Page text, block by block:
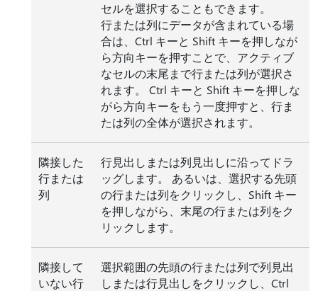
セルを選択することもできます。
行または列にデータが含まれている場
合は、Ctrl キーと Shift キーを押しなが
ら方向キーを押すことで、アクティブ
なセルの末尾まで行または列が選択さ
れます。 Ctrl キーと Shift キーを押しな
がら方向キーをもう一度押すと、行ま
たは列の全体が選択されます。
隣接した
行または
列
行見出しまたは列見出しに沿ってドラ
ッグします。 あるいは、選択する先頭
の行または列をクリックし、Shift キー
を押しながら、末尾の行または列をク
リックします。
隣接して
いない行
選択範囲の先頭の行または列で列見出
しまたは行見出しをクリックし、Ctrl